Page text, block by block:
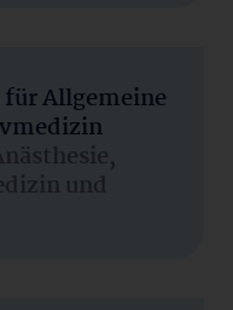
Allgemeine
und